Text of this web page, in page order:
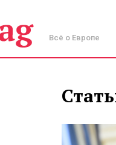
Всё о Европе